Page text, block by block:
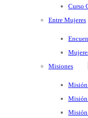
Curso
Entre Mujeres
Misiones
Misión
Misión